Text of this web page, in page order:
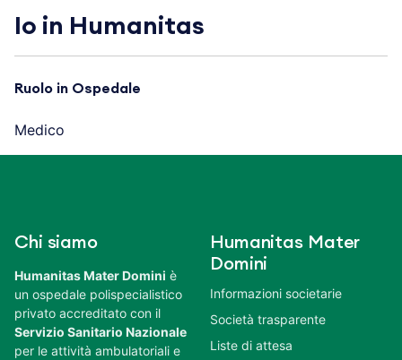
Io in Humanitas
Ruolo in Ospedale
Medico
Chi siamo
Humanitas Mater Domini è
un ospedale polispecialistico
privato accreditato con il
Servizio Sanitario Nazionale
per le attività ambulatoriali e
Humanitas Mater
Domini
Informazioni societarie
Società trasparente
Liste di attesa